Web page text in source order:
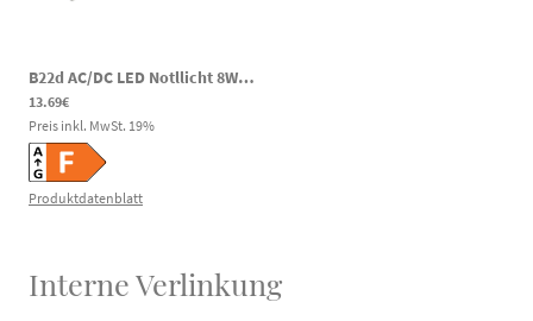
B22d AC/DC LED Notllicht 8W 810lm 3000K 60-269V DC 85-265V AC
13.69€
Preis inkl. MwSt. 19%
Produktdatenblatt
Interne Verlinkung